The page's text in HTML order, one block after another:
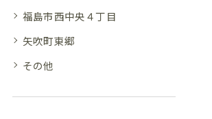
福島市西中央４丁目
矢吹町東郷
その他